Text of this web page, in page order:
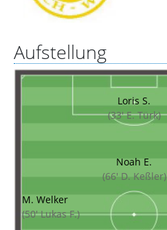
Aufstellung
Loris S.
(33' E. Türk)
Noah E.
(66' D. Keßler)
M. Welker
(50' Lukas F.)